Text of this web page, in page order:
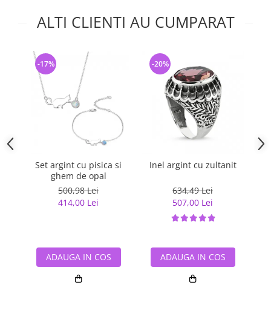
ALTI CLIENTI AU CUMPARAT
Set argint cu pisica si
ghem de opal
500,98 Lei
414,00 Lei
-17%
ADAUGA IN COS
Inel argint cu zultanit
634,49 Lei
507,00 Lei
-20%
ADAUGA IN COS